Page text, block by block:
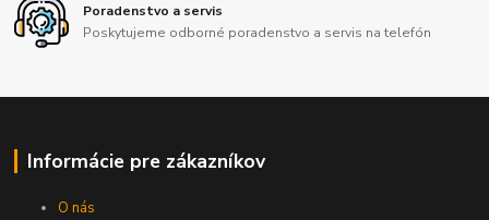
Poradenstvo a servis
Poskytujeme odborné poradenstvo a servis na telefón
Informácie pre zákazníkov
O nás